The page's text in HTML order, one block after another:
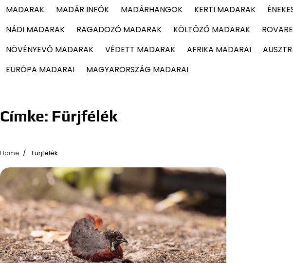
MADARAK MADÁR INFÓK MADÁRHANGOK KERTI MADARAK
NÁDI MADARAK
RAGADOZÓ MADARAK KÖLTÖZŐ MADARAK
NÖVÉNYEVŐ MADARAK
VÉDETT MADARAK AFRIKA MADARAI
EURÓPA MADARAI
MAGYARORSZÁG MADARAI
Címke: Fürjfélék
Home Fürjfélék